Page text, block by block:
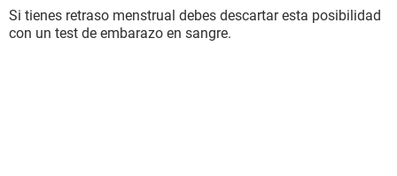
Si tienes retraso menstrual debes descartar esta posibilidad
con un test de embarazo en sangre.